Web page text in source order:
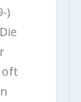
)
oft